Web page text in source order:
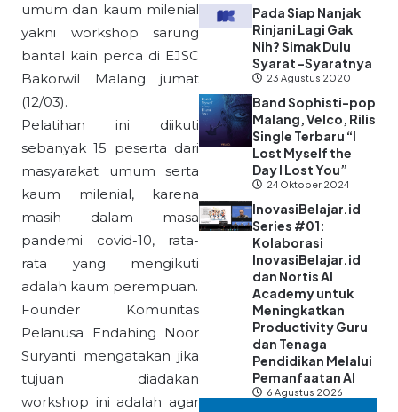
umum dan kaum milenial
yakni workshop sarung
bantal kain perca di EJSC
Bakorwil Malang jumat
(12/03).
Pelatihan ini diikuti
sebanyak 15 peserta dari
masyarakat umum serta
kaum milenial, karena
masih dalam masa
pandemi covid-10, rata-
rata yang mengikuti
adalah kaum perempuan.
Founder Komunitas
Pelanusa Endahing Noor
Suryanti mengatakan jika
tujuan diadakan
workshop ini adalah agar
Pada Siap Nanjak
Rinjani Lagi Gak
Nih? Simak Dulu
Syarat -Syaratnya
23 Agustus 2020
Band Sophisti-pop
Malang, Velco, Rilis
Single Terbaru “I
Lost Myself the
Day I Lost You”
24 Oktober 2024
InovasiBelajar.id
Series #01:
Kolaborasi
InovasiBelajar.id
dan Nortis AI
Academy untuk
Meningkatkan
Productivity Guru
dan Tenaga
Pendidikan Melalui
Pemanfaatan AI
6 Agustus 2026